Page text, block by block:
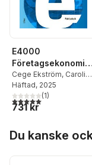
E4000
Företagsekonomi
nivå 1 Faktabok
Cege Ekström, Caroline
Hansson,Rolf Jansson
Jan-Olof Andersson
Häftad, 2025
5,0utav 5 stjärnor.
(1)
731 kr
Du kanske